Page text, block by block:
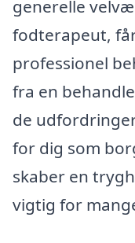
generelle
fodterapeut,
professionel
fra en
de
for dig som
skaber en
vigtig for